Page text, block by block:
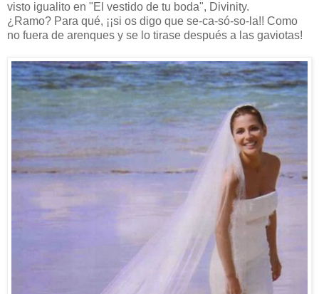
visto igualito en "El vestido de tu boda", Divinity.
¿Ramo? Para qué, ¡¡si os digo que se-ca-só-so-la!! Como
no fuera de arenques y se lo tirase después a las gaviotas!